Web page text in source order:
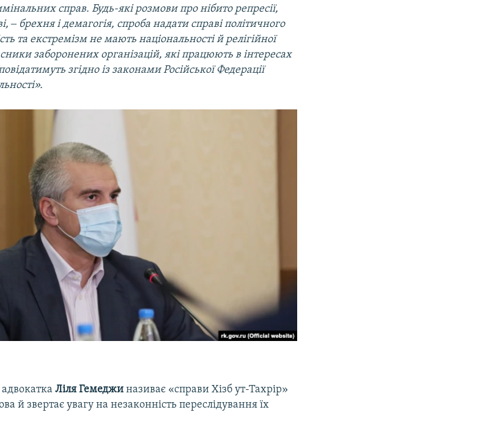
справ. Будь-які розмови про нібито репресії,
‒ брехня і демагогія, спроба надати справі політичного
та екстремізм не мають національності й релігійної
заборонених організацій, які працюють в інтересах
згідно із законами Російської Федерації
адвокаткаЛіля Гемеджи називає «справи Хізб ут-Тахрір»
й звертає увагу на незаконність переслідування їх